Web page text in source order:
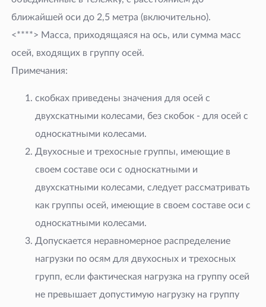
ближайшей оси до 2,5 метра (включительно).
<****> Масса, приходящаяся на ось, или сумма масс
осей, входящих в группу осей.
Примечания:
скобках приведены значения для осей с
двухскатными колесами, без скобок - для осей с
односкатными колесами.
Двухосные и трехосные группы, имеющие в
своем составе оси с односкатными и
двухскатными колесами, следует рассматривать
как группы осей, имеющие в своем составе оси с
односкатными колесами.
Допускается неравномерное распределение
нагрузки по осям для двухосных и трехосных
групп, если фактическая нагрузка на группу осей
не превышает допустимую нагрузку на группу